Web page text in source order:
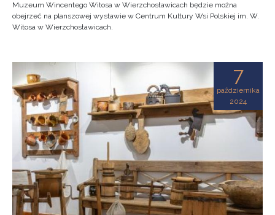
Muzeum Wincentego Witosa w Wierzchosławicach będzie można
obejrzeć na planszowej wystawie w Centrum Kultury Wsi Polskiej im. W.
Witosa w Wierzchosławicach.
7
października
2024